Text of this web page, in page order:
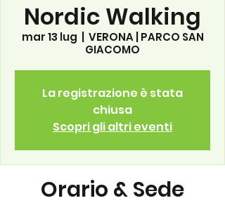
Nordic Walking
mar 13 lug
VERONA | PARCO SAN
GIACOMO
La registrazione è stata
chiusa
Scopri gli altri eventi
Orario & Sede